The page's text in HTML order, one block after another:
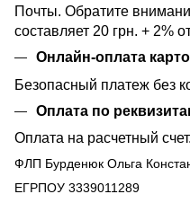
Почты. Обратите
составляет 20 грн. + 2%
Онлайн-оплата
Безопасный платеж без
Оплата по
Оплата на расчетный
ФЛП Бурденюк Ольга
ЕГРПОУ 3339011289